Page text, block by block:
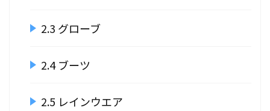
2.3 グローブ
2.4 ブーツ
2.5 レインウエア